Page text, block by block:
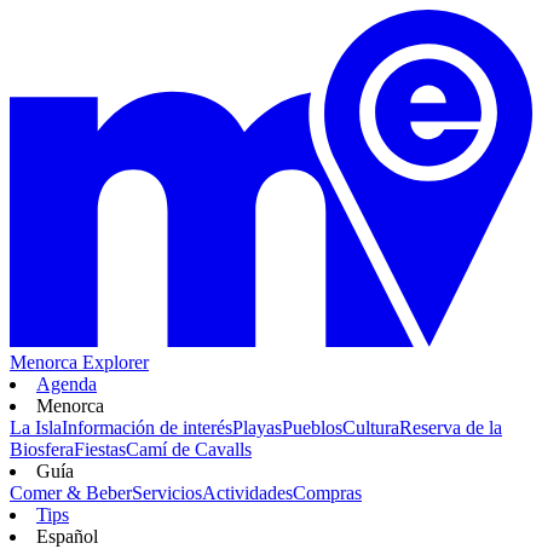
Menorca Explorer
Agenda
Menorca
La IslaInformación de interésPlayasPueblosCulturaReserva de la
BiosferaFiestasCamí de Cavalls
Guía
Comer & BeberServiciosActividadesCompras
Tips
Español